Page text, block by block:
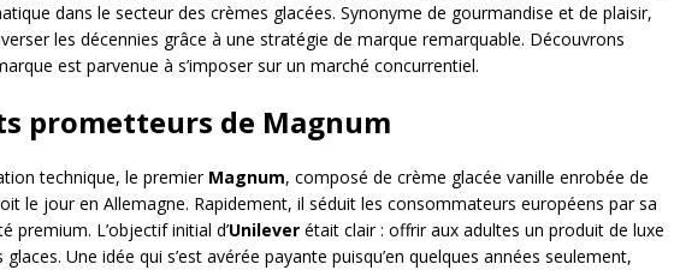
dans le secteur des crèmes glacées. Synonyme de gourmandise et de plaisir,
les décennies grâce à une stratégie de marque remarquable. Découvrons
est parvenue à s’imposer sur un marché concurrentiel.
prometteurs de Magnum
technique, le premier Magnum, composé de crème glacée vanille enrobée de
le jour en Allemagne. Rapidement, il séduit les consommateurs européens par sa
premium. L’objectif initial d’Unilever était clair : offrir aux adultes un produit de luxe
glaces. Une idée qui s’est avérée payante puisqu’en quelques années seulement,